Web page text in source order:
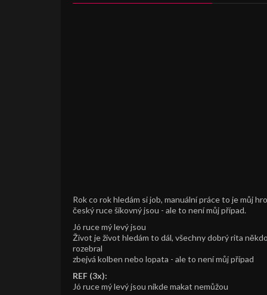
Rok co rok hledám si job, manuální práce to je můj
český ruce šikovný jsou - ale to není můj případ.
Jó ruce mý levý jsou
Život je život hledám to dál, všechny dobrý rita
rozebral
zbejvá kolben nebo lopata - ale to není můj případ
REF (3x):
Jó ruce mý levý jsou nikde makat nemůžou